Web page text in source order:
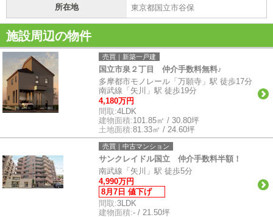
所在地 東京都国立市谷保
施設周辺の物件
売買｜新築一戸建
国立市泉２丁目 仲介手数料無料♪
多摩都市モノレール「万願寺」駅 徒歩17分
南武線「矢川」駅 徒歩19分
4,180万円
間取:4LDK
建物面積:101.85㎡ / 30.80坪
土地面積:81.33㎡ / 24.60坪
売買｜中古マンション
サンクレイドル国立 仲介手数料半額！
南武線「矢川」駅 徒歩5分
4,990万円
8月7日 値下げ
間取:3LDK
建物面積:- / 21.50坪